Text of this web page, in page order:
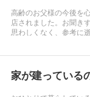
高齢のお父様の今後を
店されました。お聞き
思わしくなく、参考に
家が建っている